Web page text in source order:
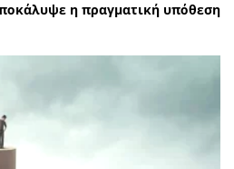
η πραγματική υπόθεση